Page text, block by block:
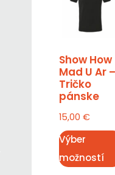
Show How
Mad U Ar –
Tričko
pánske
15,00€
Výber
možností